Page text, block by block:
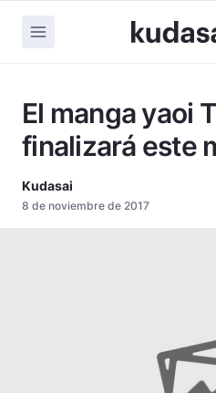
El manga yaoi
finalizará este
Kudasai
8 de noviembre de 2017